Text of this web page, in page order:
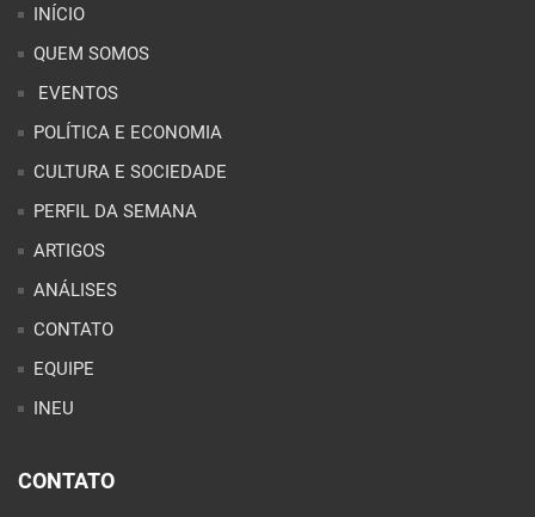
INÍCIO
QUEM SOMOS
EVENTOS
POLÍTICA E ECONOMIA
CULTURA E SOCIEDADE
PERFIL DA SEMANA
ARTIGOS
ANÁLISES
CONTATO
EQUIPE
INEU
CONTATO